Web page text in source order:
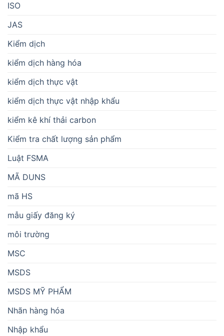
ISO
JAS
Kiểm dịch
kiểm dịch hàng hóa
kiểm dịch thực vật
kiểm dịch thực vật nhập khẩu
kiểm kê khí thải carbon
Kiểm tra chất lượng sản phẩm
Luật FSMA
MÃ DUNS
mã HS
mẫu giấy đăng ký
môi trường
MSC
MSDS
MSDS MỸ PHẨM
Nhãn hàng hóa
Nhập khẩu